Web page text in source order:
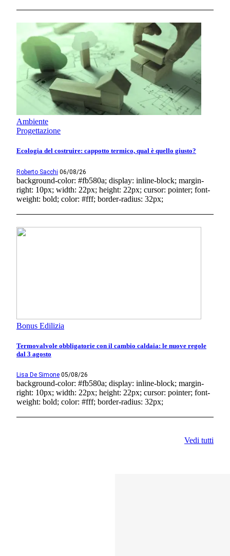
Ambiente
Progettazione
Ecologia del costruire: cappotto termico, qual è quello giusto?
Roberto Sacchi 06/08/26
background-color: #fb580a; display: inline-block; margin-
right: 10px; width: 22px; height: 22px; cursor: pointer; font-
weight: bold; color: #fff; border-radius: 32px;
Bonus Edilizia
Termovalvole obbligatorie con il cambio caldaia: le nuove regole
dal 3 agosto
Lisa De Simone 05/08/26
background-color: #fb580a; display: inline-block; margin-
right: 10px; width: 22px; height: 22px; cursor: pointer; font-
weight: bold; color: #fff; border-radius: 32px;
Vedi tutti